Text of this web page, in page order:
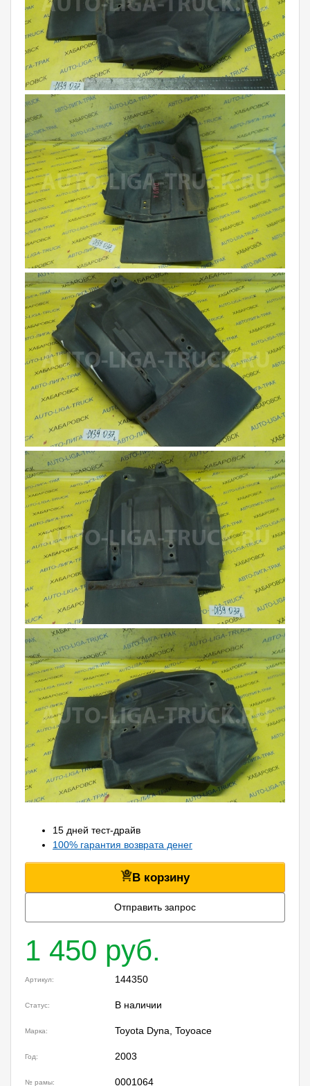
15 дней тест-драйв
100% гарантия возврата денег
В корзину
Отправить запрос
1 450 руб.
Артикул: 144350
Статус: В наличии
Марка: Toyota Dyna, Toyoace
Год: 2003
№ рамы: 0001064